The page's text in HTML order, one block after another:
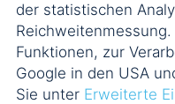
der statistischen
Funktionen, zur
Google in den USA
Sie unter Erweiterte